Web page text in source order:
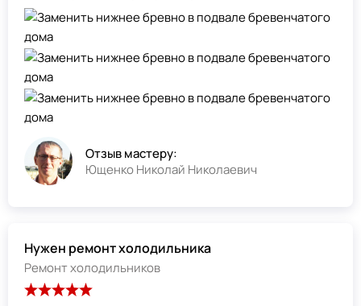
Отзыв мастеру:
Ющенко Николай Николаевич
Нужен ремонт холодильника
Ремонт холодильников